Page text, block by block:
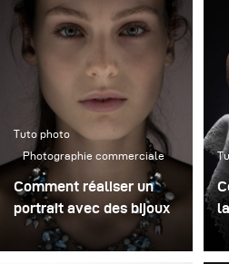
Tuto photo
Photographie commerciale
Comment réaliser un
portrait avec des bijoux